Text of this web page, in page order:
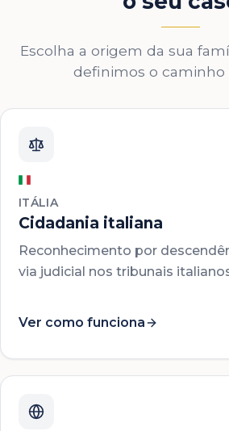
Escolha a origem da sua
definimos o caminho
ITÁLIA
Cidadania italiana
Reconhecimento por
via judicial nos tribunais
Ver como funciona